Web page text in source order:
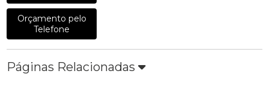
Orçamento pelo
Telefone
Páginas Relacionadas